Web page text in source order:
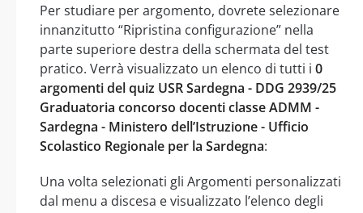
Per studiare per argomento, dovrete selezionare
innanzitutto “Ripristina configurazione” nella
parte superiore destra della schermata del test
pratico. Verrà visualizzato un elenco di tutti i 0
argomenti del quiz USR Sardegna - DDG 2939/25
Graduatoria concorso docenti classe ADMM -
Sardegna - Ministero dell’Istruzione - Ufficio
Scolastico Regionale per la Sardegna:
Una volta selezionati gli Argomenti personalizzati
dal menu a discesa e visualizzato l’elenco degli